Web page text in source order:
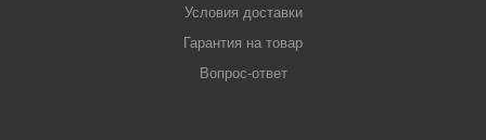
Условия доставки
Гарантия на товар
Вопрос-ответ